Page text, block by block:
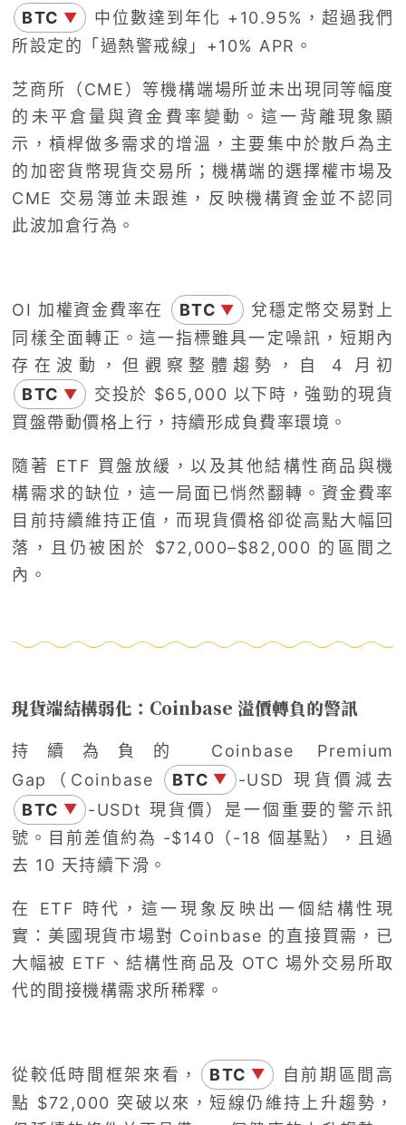
BTC ▼
中位數達到年化 +10.95%，超過我們
所設定的「過熱警戒線」+10% APR。
芝商所（CME）等機構端場所並未出現同等幅度
的未平倉量與資金費率變動。這一背離現象顯
示，槓桿做多需求的增溫，主要集中於散戶為主
的加密貨幣現貨交易所；機構端的選擇權市場及
CME 交易簿並未跟進，反映機構資金並不認同
此波加倉行為。
OI 加權資金費率在 BTC ▼
兌穩定幣交易對上
同樣全面轉正。這一指標雖具一定噪訊，短期內
存在波動，但觀察整體趨勢，自 4 月初
BTC ▼
交投於 $65,000 以下時，強勁的現貨
買盤帶動價格上行，持續形成負費率環境。
隨著 ETF 買盤放緩，以及其他結構性商品與機
構需求的缺位，這一局面已悄然翻轉。資金費率
目前持續維持正值，而現貨價格卻從高點大幅回
落，且仍被困於 $72,000–$82,000 的區間之
內。
現貨端結構弱化：Coinbase 溢價轉負的警訊
持續為負的 Coinbase Premium
Gap（Coinbase
BTC ▼
-USD 現貨價減去
BTC ▼
-USDt 現貨價）是一個重要的警示訊
號。目前差值約為 -$140（-18 個基點），且過
去 10 天持續下滑。
在 ETF 時代，這一現象反映出一個結構性現
實：美國現貨市場對 Coinbase 的直接買需，已
大幅被 ETF、結構性商品及 OTC 場外交易所取
代的間接機構需求所稀釋。
從較低時間框架來看， BTC ▼
自前期區間高
點 $72,000 突破以來，短線仍維持上升趨勢，